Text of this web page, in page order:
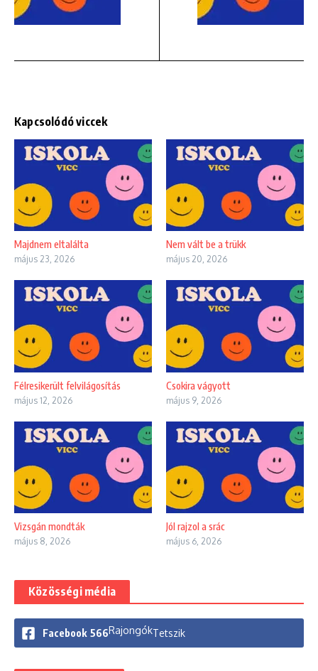
Kapcsolódó viccek
Majdnem eltalálta
május 23, 2026
Nem vált be a trükk
május 20, 2026
Félresikerült felvilágosítás
május 12, 2026
Csokira vágyott
május 9, 2026
Vizsgán mondták
május 8, 2026
Jól rajzol a srác
május 6, 2026
Közösségi média
Facebook 566RajongókTetszik